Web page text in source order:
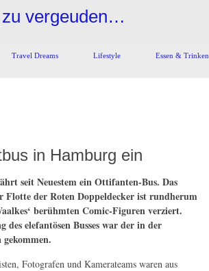
vergeuden…
Travel Dreams Lifestyle Essen & Trinken
in Hamburg ein
seit Neuestem ein Ottifanten-Bus. Das
der Roten Doppeldecker ist rundherum
berühmten Comic-Figuren verziert.
des elefantösen Busses war der in der
Fotografen und Kamerateams waren aus